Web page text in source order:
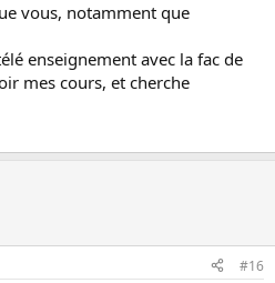
vous, notamment que
enseignement avec la fac de
mes cours, et cherche
#16